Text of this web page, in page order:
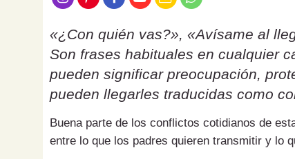
«¿Con quién vas?», «Avísame al
Son frases habituales en cualquier
pueden significar preocupación,
pueden llegarles traducidas como
Buena parte de los conflictos cotidianos de
entre lo que los padres quieren transmitir y lo